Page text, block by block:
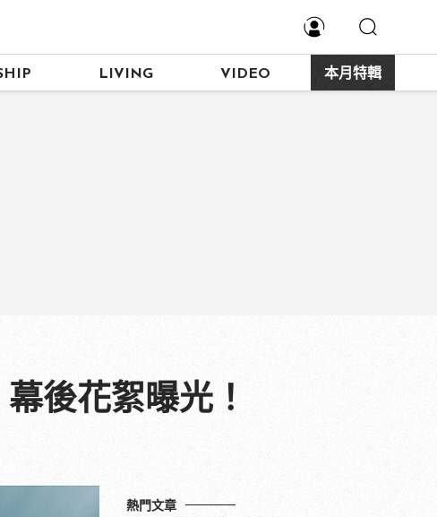
LIVING VIDEO 本月特輯
後花絮曝光！
熱門文章